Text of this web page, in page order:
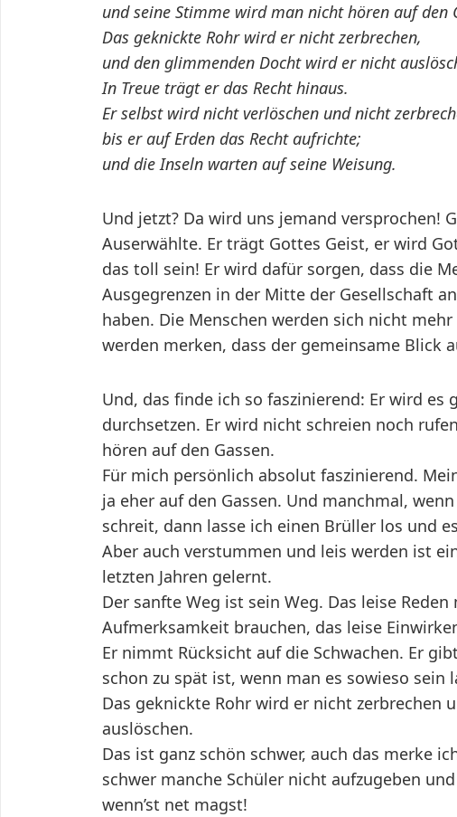
und seine Stimme wird man nicht hören auf den
Das geknickte Rohr wird er nicht zerbrechen,
und den glimmenden Docht wird er nicht
In Treue trägt er das Recht hinaus.
Er selbst wird nicht verlöschen und nicht
bis er auf Erden das Recht aufrichte;
und die Inseln warten auf seine Weisung.
Und jetzt? Da wird uns jemand versprochen!
Auserwählte. Er trägt Gottes Geist, er wird
das toll sein! Er wird dafür sorgen, dass die
Ausgegrenzen in der Mitte der Gesellschaft
haben. Die Menschen werden sich nicht
werden merken, dass der gemeinsame Blick
Und, das finde ich so faszinierend: Er wird es
durchsetzen. Er wird nicht schreien noch
hören auf den Gassen.
Für mich persönlich absolut faszinierend.
ja eher auf den Gassen. Und manchmal,
schreit, dann lasse ich einen Brüller los und
Aber auch verstummen und leis werden ist
letzten Jahren gelernt.
Der sanfte Weg ist sein Weg. Das leise
Aufmerksamkeit brauchen, das leise
Er nimmt Rücksicht auf die Schwachen. Er
schon zu spät ist, wenn man es sowieso sein
Das geknickte Rohr wird er nicht zerbrechen
auslöschen.
Das ist ganz schön schwer, auch das merke
schwer manche Schüler nicht aufzugeben
wenn’st net magst!